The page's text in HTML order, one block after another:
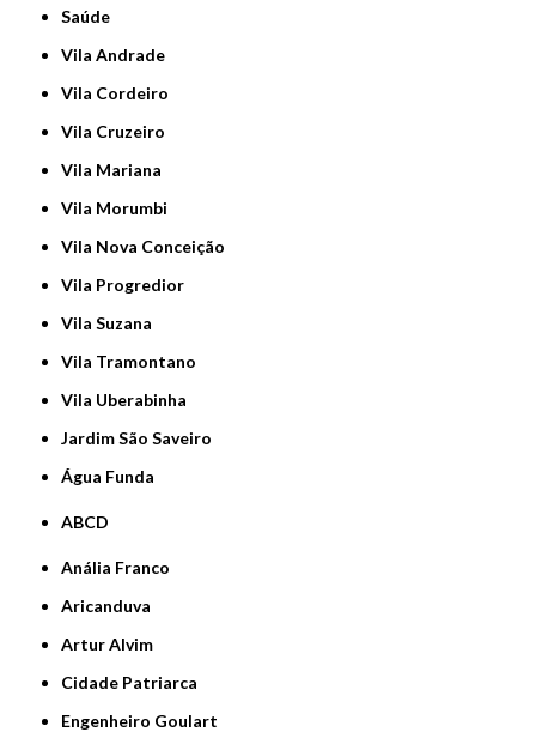
Saúde
Vila Andrade
Vila Cordeiro
Vila Cruzeiro
Vila Mariana
Vila Morumbi
Vila Nova Conceição
Vila Progredior
Vila Suzana
Vila Tramontano
Vila Uberabinha
jardim São Saveiro
Água Funda
ABCD
Anália Franco
Aricanduva
Artur Alvim
Cidade Patriarca
Engenheiro Goulart